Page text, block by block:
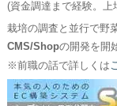
(資金調達まで経験。上
栽培の調査と並行で野
CMS/Shopの開発を開
※前職の話で詳しくは